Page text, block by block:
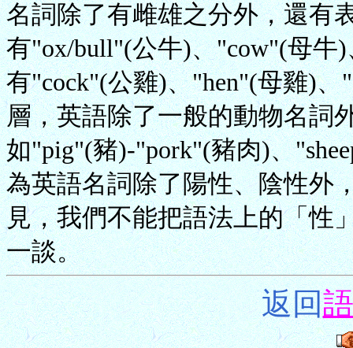
名詞除了有雌雄之分外，還有
有"ox/bull"(公牛)、"cow"(母牛
有"cock"(公雞)、"hen"(母雞)
層，英語除了一般的動物名詞
如"pig"(豬)-"pork"(豬肉)、
為英語名詞除了陽性、陰性外
見，我們不能把語法上的「性
一談。
返回